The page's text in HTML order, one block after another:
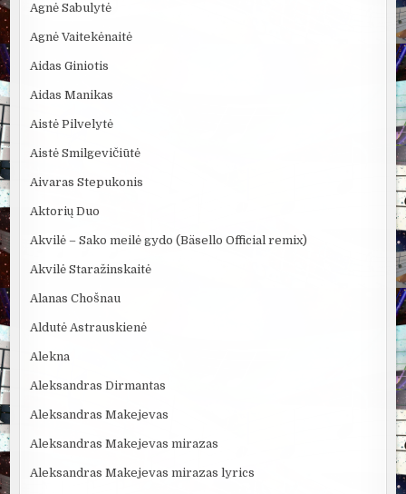
Agnė Sabulytė
Agnė Vaitekėnaitė
Aidas Giniotis
Aidas Manikas
Aistė Pilvelytė
Aistė Smilgevičiūtė
Aivaras Stepukonis
Aktorių Duo
Akvilė – Sako meilė gydo (Bäsello Official remix)
Akvilė Staražinskaitė
Alanas Chošnau
Aldutė Astrauskienė
Alekna
Aleksandras Dirmantas
Aleksandras Makejevas
Aleksandras Makejevas mirazas
Aleksandras Makejevas mirazas lyrics